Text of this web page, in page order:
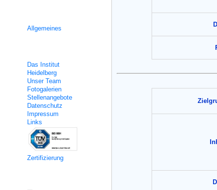
Allgemeines
Das Institut
Heidelberg
Unser Team
Fotogalerien
Stellenangebote
Datenschutz
Impressum
Links
Zertifizierung